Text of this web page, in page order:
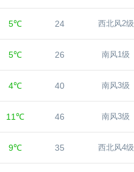
5℃ 24 西北风2级
5℃ 26 南风1级
4℃ 40 南风3级
11℃ 46 南风3级
9℃ 35 西北风4级